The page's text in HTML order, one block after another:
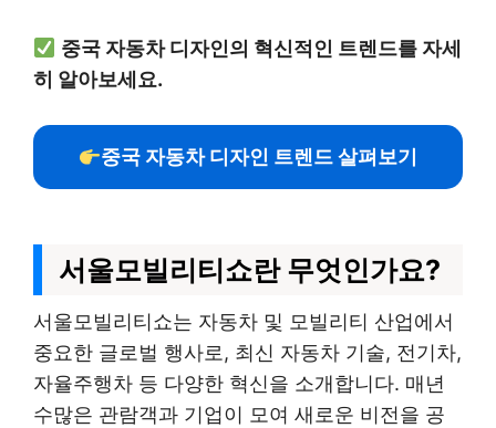
중국 자동차 디자인의 혁신적인 트렌드를 자세
히 알아보세요.
중국 자동차 디자인 트렌드 살펴보기
서울모빌리티쇼란 무엇인가요?
서울모빌리티쇼는 자동차 및 모빌리티 산업에서
중요한 글로벌 행사로, 최신 자동차 기술, 전기차,
자율주행차 등 다양한 혁신을 소개합니다. 매년
수많은 관람객과 기업이 모여 새로운 비전을 공